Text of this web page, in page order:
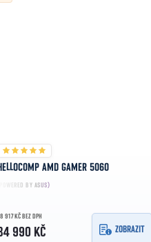
AMD GAMER 5060
(POWERED BY ASUS)
917 KČ BEZ DPH
990 KČ ZOBRAZIT